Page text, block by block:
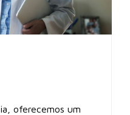
oferecemos um